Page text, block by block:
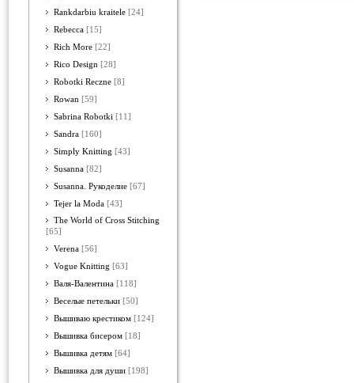
Rankdarbiu kraitele [24]
Rebecca [15]
Rich More [22]
Rico Design [28]
Robotki Reczne [8]
Rowan [59]
Sabrina Robotki [11]
Sandra [160]
Simply Knitting [43]
Susanna [82]
Susanna. Рукоделие [67]
Tejer la Moda [43]
The World of Cross Stitching
[65]
Verena [56]
Vogue Knitting [63]
Валя-Валентина [118]
Веселые петельки [50]
Вышиваю крестиком [124]
Вышивка бисером [18]
Вышивка детям [64]
Вышивка для души [198]